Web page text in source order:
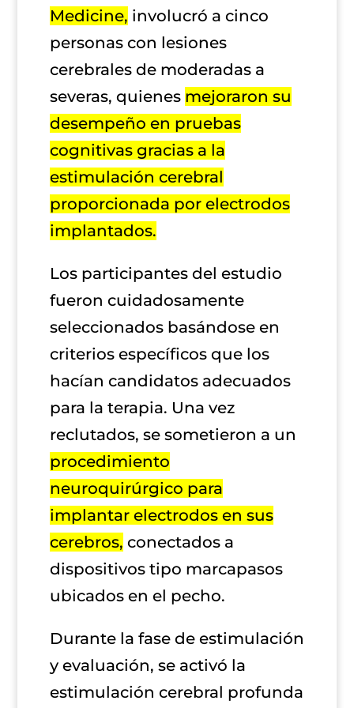
Medicine, involucró a cinco
personas con lesiones
cerebrales de moderadas a
severas, quienes mejoraron su
desempeño en pruebas
cognitivas gracias a la
estimulación cerebral
proporcionada por electrodos
implantados.
Los participantes del estudio
fueron cuidadosamente
seleccionados basándose en
criterios específicos que los
hacían candidatos adecuados
para la terapia. Una vez
reclutados, se sometieron a un
procedimiento
neuroquirúrgico para
implantar electrodos en sus
cerebros, conectados a
dispositivos tipo marcapasos
ubicados en el pecho.
Durante la fase de estimulación
y evaluación, se activó la
estimulación cerebral profunda